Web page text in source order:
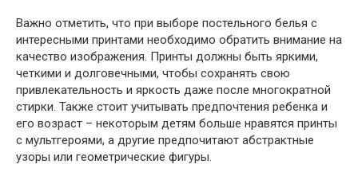
Важно отметить, что при выборе постельного белья с
интересными принтами необходимо обратить внимание на
качество изображения. Принты должны быть яркими,
четкими и долговечными, чтобы сохранять свою
привлекательность и яркость даже после многократной
стирки. Также стоит учитывать предпочтения ребенка и
его возраст – некоторым детям больше нравятся принты
с мультгероями, а другие предпочитают абстрактные
узоры или геометрические фигуры.